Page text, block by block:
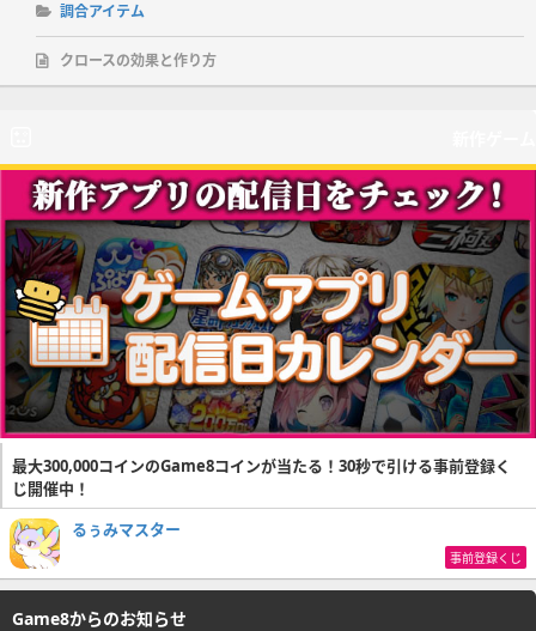
調合アイテム
クロースの効果と作り方
最大300,000コインのGame8コインが当たる！30秒で引ける事前登録く
じ開催中！
るぅみマスター
事前登録くじ
Game8からのお知らせ